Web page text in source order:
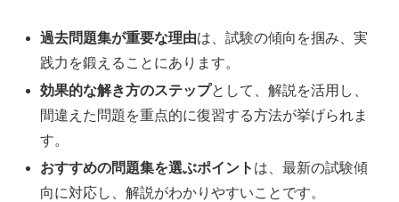
過去問題集が重要な理由は、試験の傾向を掴み、実
践力を鍛えることにあります。
効果的な解き方のステップとして、解説を活用し、
間違えた問題を重点的に復習する方法が挙げられま
す。
おすすめの問題集を選ぶポイント は、最新の試験傾
向に対応し、解説がわかりやすいことです。